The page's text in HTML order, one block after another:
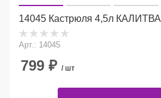
14045 Кастрюля 4,5л КАЛИТВА
Арт.: 14045
799 ₽ / шт